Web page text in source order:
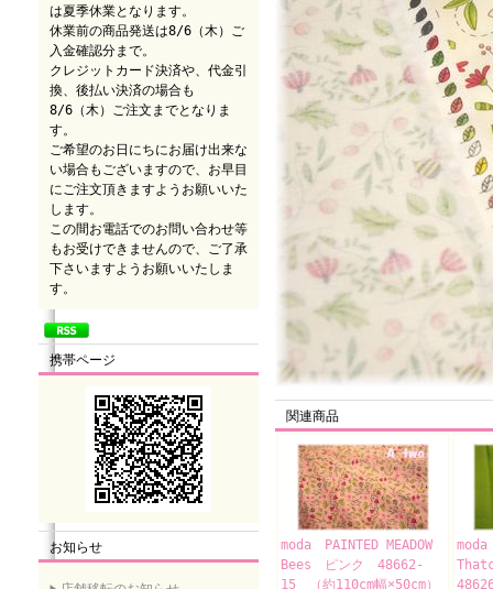
は夏季休業となります。
休業前の商品発送は8/6（木）ご
入金確認分まで。
クレジットカード決済や、代金引
換、後払い決済の場合も
8/6（木）ご注文までとなりま
す。
ご希望のお日にちにお届け出来な
い場合もございますので、お早目
にご注文頂きますようお願いいた
します。
この間お電話でのお問い合わせ等
もお受けできませんので、ご了承
下さいますようお願いいたしま
す。
携帯ページ
お知らせ
関連商品
moda PAINTED MEADOW
Bees ピンク 48662-
15 （約110cm幅×50cm）